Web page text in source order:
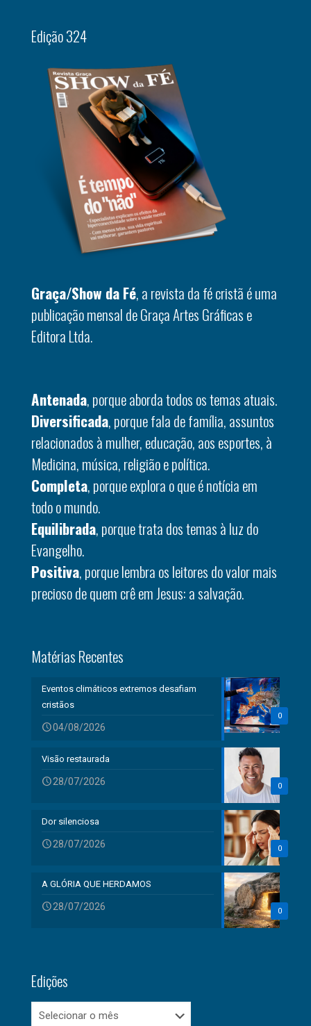
Edição 324
Graça/Show da Fé, a revista da fé cristã é uma
publicação mensal de Graça Artes Gráficas e
Editora Ltda.
Antenada, porque aborda todos os temas atuais.
Diversificada, porque fala de família, assuntos
relacionados à mulher, educação, aos esportes, à
Medicina, música, religião e política.
Completa, porque explora o que é notícia em
todo o mundo.
Equilibrada, porque trata dos temas à luz do
Evangelho.
Positiva, porque lembra os leitores do valor mais
precioso de quem crê em Jesus: a salvação.
Matérias Recentes
0
Eventos climáticos extremos desafiam
cristãos
04/08/2026
0
Visão restaurada
28/07/2026
0
Dor silenciosa
28/07/2026
0
A GLÓRIA QUE HERDAMOS
28/07/2026
Edições
Edições